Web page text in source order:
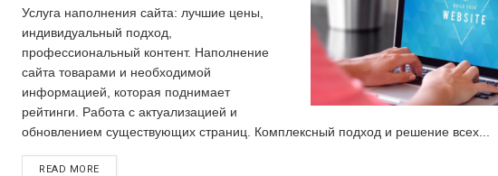
Услуга наполнения сайта: лучшие цены,
индивидуальный подход,
профессиональный контент. Наполнение
сайта товарами и необходимой
информацией, которая поднимает
рейтинги. Работа с актуализацией и
обновлением существующих страниц. Комплексный подход и решение всех...
READ MORE